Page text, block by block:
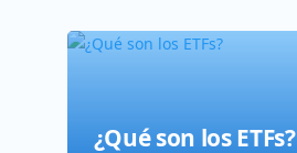
¿Qué son los ETFs?